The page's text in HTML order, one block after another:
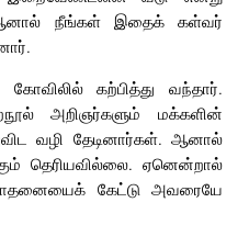
ஆனால் நீங்கள் இதைக் கள்வர்
கற்பித்து வந்தார்.
அறிஞர்களும் மக்களின்
வழி தேடினார்கள். ஆனால்
தெரியவில்லை. ஏனென்றால்
கேட்டு அவரையே